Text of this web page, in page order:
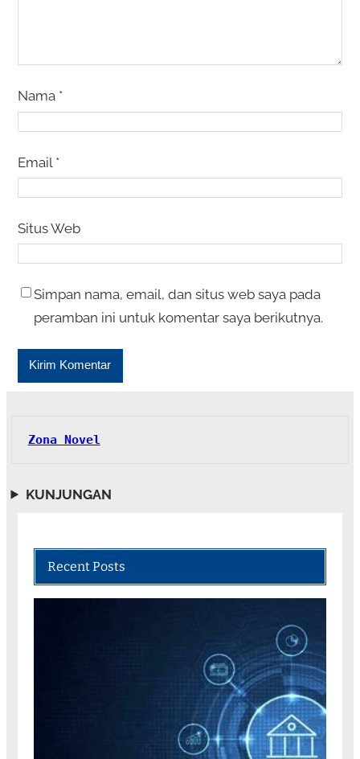
Nama *
Email *
Situs Web
Simpan nama, email, dan situs web saya pada
peramban ini untuk komentar saya berikutnya.
Zona Novel
KUNJUNGAN
Recent Posts